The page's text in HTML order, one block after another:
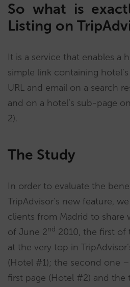
So what is
Listing on
It is a service that enables a
simple link containing
URL and email on a search
and on a hotel’s sub-page
2).
The Study
In order to evaluate the
TripAdvisor’s new feature,
clients from Madrid to share
of June 2nd 2010, the first of
at the very top in
(Hotel #1); the second one
first page (Hotel #2) and